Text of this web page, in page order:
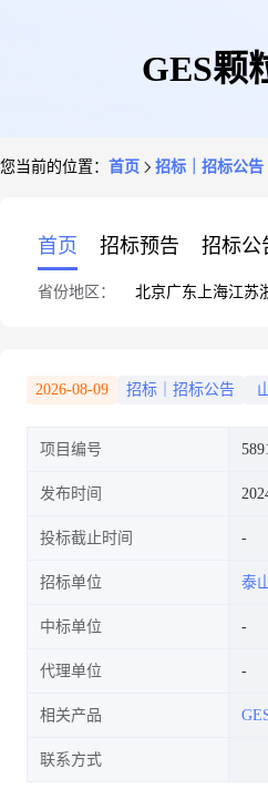
GES颗
您当前的位置： 首页 招标｜招标公告
首页 招标预告 招标公
省份地区： 北京广东 上海江苏
2026-08-09 招标｜招标公告
项目编号
发布时间
投标截止时间
招标单位 泰
中标单位
代理单位
相关产品
联系方式